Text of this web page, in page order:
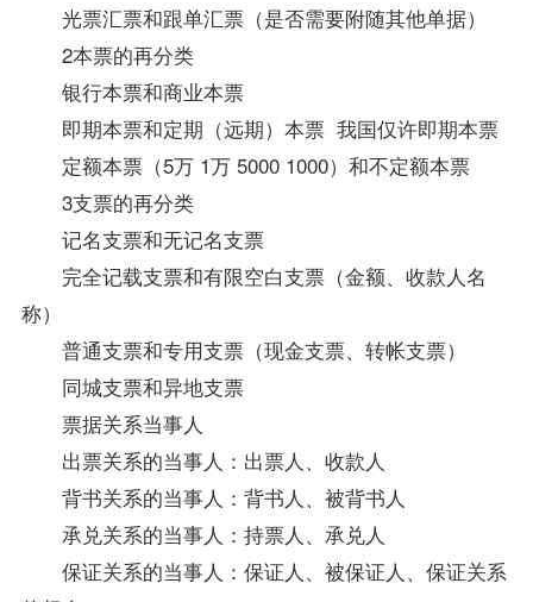
光票汇票和跟单汇票（是否需要附随其他单据）
2本票的再分类
银行本票和商业本票
即期本票和定期（远期）本票 我国仅许即期本票
定额本票（5万 1万 5000 1000）和不定额本票
3支票的再分类
记名支票和无记名支票
完全记载支票和有限空白支票（金额、收款人名
称）
普通支票和专用支票（现金支票、转帐支票）
同城支票和异地支票
票据关系当事人
出票关系的当事人：出票人、收款人
背书关系的当事人：背书人、被背书人
承兑关系的当事人：持票人、承兑人
保证关系的当事人：保证人、被保证人、保证关系